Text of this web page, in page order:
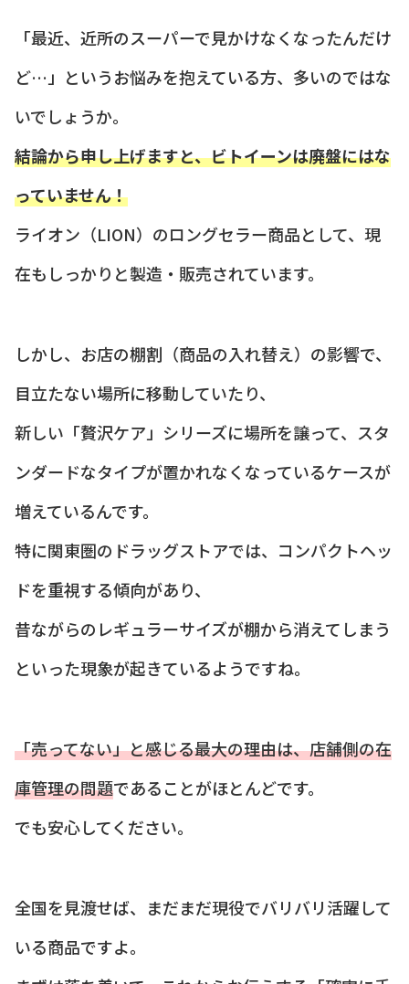
「最近、近所のスーパーで見かけなくなったんだけ
ど…」というお悩みを抱えている方、多いのではな
いでしょうか。
結論から申し上げますと、ビトイーンは廃盤にはな
っていません！
ライオン（LION）のロングセラー商品として、現
在もしっかりと製造・販売されています。
しかし、お店の棚割（商品の入れ替え）の影響で、
目立たない場所に移動していたり、
新しい「贅沢ケア」シリーズに場所を譲って、スタ
ンダードなタイプが置かれなくなっているケースが
増えているんです。
特に関東圏のドラッグストアでは、コンパクトヘッ
ドを重視する傾向があり、
昔ながらのレギュラーサイズが棚から消えてしまう
といった現象が起きているようですね。
「売ってない」と感じる最大の理由は、店舗側の在
庫管理の問題であることがほとんどです。
でも安心してください。
全国を見渡せば、まだまだ現役でバリバリ活躍して
いる商品ですよ。